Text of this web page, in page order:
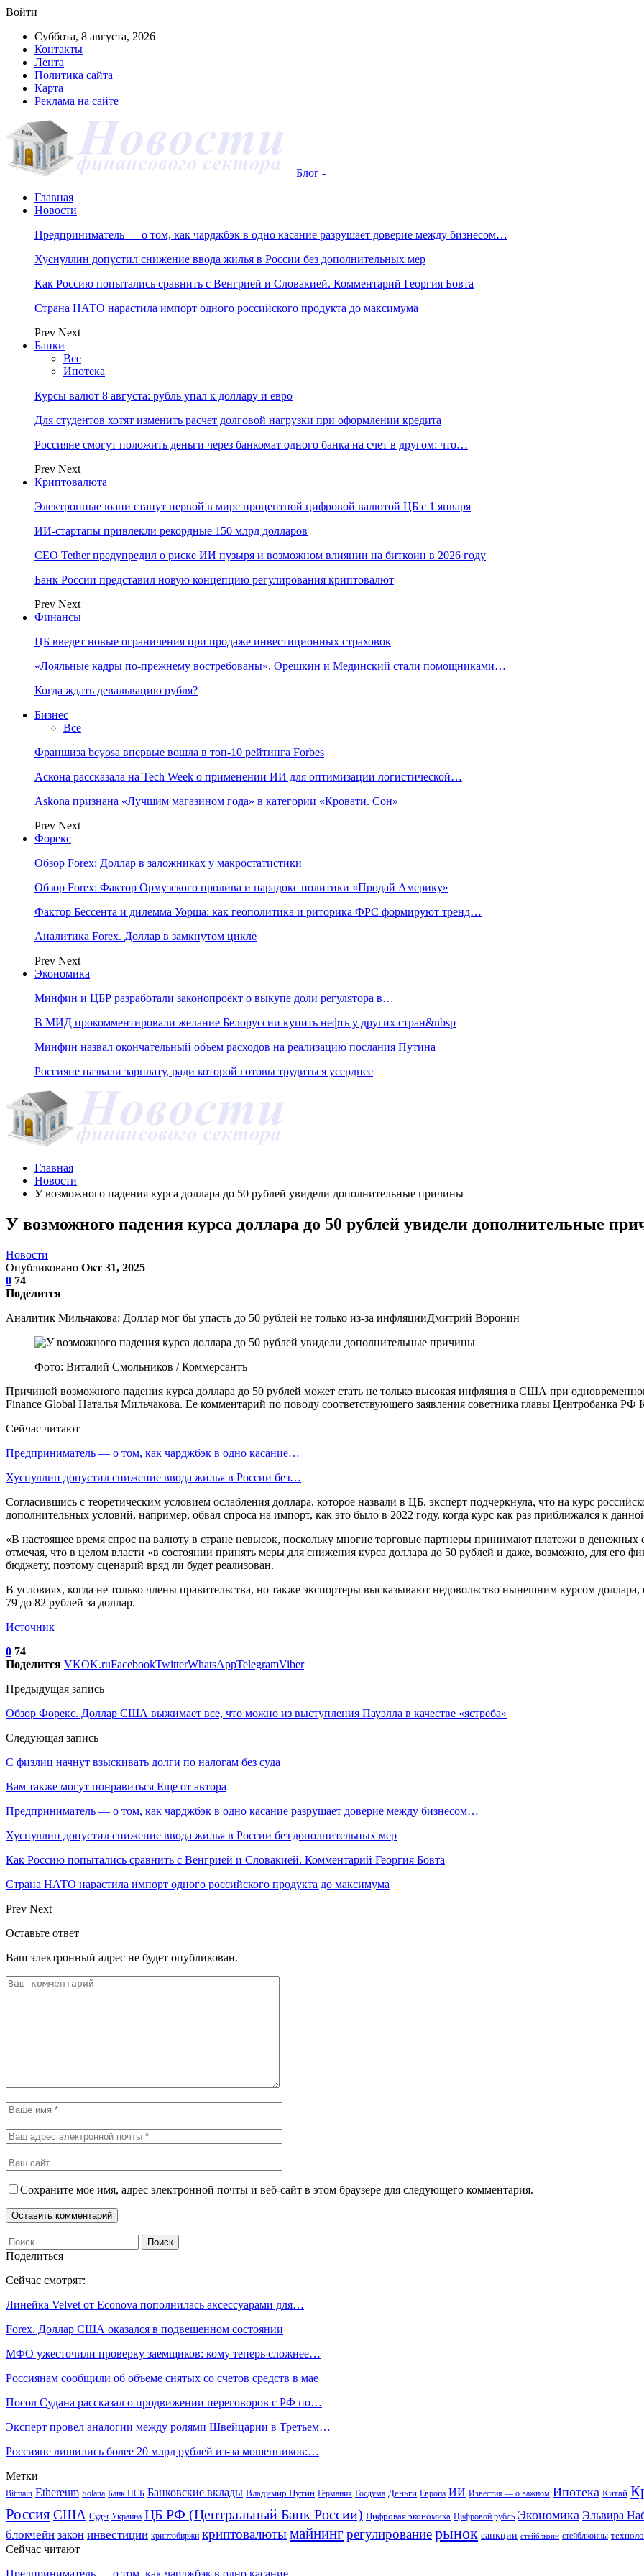
Войти
Суббота, 8 августа, 2026
Контакты
Лента
Политика сайта
Карта
Реклама на сайте
Блог -
Главная
Новости
Предприниматель — о том, как чарджбэк в одно касание разрушает доверие между бизнесом…
Хуснуллин допустил снижение ввода жилья в России без дополнительных мер
Как Россию попытались сравнить с Венгрией и Словакией. Комментарий Георгия Бовта
Страна НАТО нарастила импорт одного российского продукта до максимума
Prev Next
Банки
Все
Ипотека
Курсы валют 8 августа: рубль упал к доллару и евро
Для студентов хотят изменить расчет долговой нагрузки при оформлении кредита
Россияне смогут положить деньги через банкомат одного банка на счет в другом: что…
Prev Next
Криптовалюта
Электронные юани станут первой в мире процентной цифровой валютой ЦБ с 1 января
ИИ-стартапы привлекли рекордные 150 млрд долларов
CEO Tether предупредил о риске ИИ пузыря и возможном влиянии на биткоин в 2026 году
Банк России представил новую концепцию регулирования криптовалют
Prev Next
Финансы
ЦБ введет новые ограничения при продаже инвестиционных страховок
«Лояльные кадры по-прежнему востребованы». Орешкин и Мединский стали помощниками…
Когда ждать девальвацию рубля?
Бизнес
Все
Франшиза beyosa впервые вошла в топ-10 рейтинга Forbes
Аскона рассказала на Tech Week о применении ИИ для оптимизации логистической…
Askona признана «Лучшим магазином года» в категории «Кровати. Сон»
Prev Next
Форекс
Обзор Forex: Доллар в заложниках у макростатистики
Обзор Forex: Фактор Ормузского пролива и парадокс политики «Продай Америку»
Фактор Бессента и дилемма Уорша: как геополитика и риторика ФРС формируют тренд…
Аналитика Forex. Доллар в замкнутом цикле
Prev Next
Экономика
Минфин и ЦБР разработали законопроект о выкупе доли регулятора в…
В МИД прокомментировали желание Белоруссии купить нефть у других стран&nbsp
Минфин назвал окончательный объем расходов на реализацию послания Путина
Россияне назвали зарплату, ради которой готовы трудиться усерднее
Главная
Новости
У возможного падения курса доллара до 50 рублей увидели дополнительные причины
У возможного падения курса доллара до 50 рублей увидели дополнительные
Новости
Опубликовано Окт 31, 2025
0 74
Поделится
Аналитик Мильчакова: Доллар мог бы упасть до 50 рублей не только из-за инфляцииДмитрий Воронин
Фото: Виталий Смольников / Коммерсантъ
Причиной возможного падения курса доллара до 50 рублей может стать не только высокая инфляция в США при
Finance Global Наталья Мильчакова. Ее комментарий по поводу соответствующего заявления советника главы Центробанка РФ
Сейчас читают
Предприниматель — о том, как чарджбэк в одно касание…
Хуснуллин допустил снижение ввода жилья в России без…
Согласившись с теоретическим условием ослабления доллара, которое назвали в ЦБ, эксперт подчеркнула, что на курс
дополнительных условий, например, обвал спроса на импорт, как это было в 2022 году, когда курс как раз приближался к
«В настоящее время спрос на валюту в стране невысок, поскольку многие торговые партнеры принимают платежи в
отмечая, что в целом власти «в состоянии принять меры для снижения курса доллара до 50 рублей и даже, возможно, для его
бюджету, поэтому сценарий вряд ли будет реализован.
В условиях, когда не только члены правительства, но также экспортеры высказывают недовольство нынешним курсом
79 до 82 рублей за доллар.
Источник
0 74
Поделится VKOK.ruFacebookTwitterWhatsAppTelegramViber
Предыдущая запись
Обзор Форекс. Доллар США выжимает все, что можно из выступления Пауэлла в качестве «ястреба»
Следующая запись
С физлиц начнут взыскивать долги по налогам без суда
Вам также могут понравиться Еще от автора
Предприниматель — о том, как чарджбэк в одно касание разрушает доверие между бизнесом…
Хуснуллин допустил снижение ввода жилья в России без дополнительных мер
Как Россию попытались сравнить с Венгрией и Словакией. Комментарий Георгия Бовта
Страна НАТО нарастила импорт одного российского продукта до максимума
Prev Next
Оставьте ответ
Ваш электронный адрес не будет опубликован.
Сохраните мое имя, адрес электронной почты и веб-сайт в этом браузере для следующего комментария.
Поделиться
Сейчас смотрят:
Линейка Velvet от Econova пополнилась аксессуарами для…
Forex. Доллар США оказался в подвешенном состоянии
МФО ужесточили проверку заемщиков: кому теперь сложнее…
Россиянам сообщили об объеме снятых со счетов средств в мае
Посол Судана рассказал о продвижении переговоров с РФ по…
Эксперт провел аналогии между ролями Швейцарии в Третьем…
Россияне лишились более 20 млрд рублей из-за мошенников:…
Метки
Bitmain Ethereum Solana Банк ПСБ Банковские вклады Владимир Путин Германия Госдума Деньги Европа ИИ Известия — о важном Ипотека Китай
РоссияСША Суды Украина ЦБ РФ (Центральный Банк России) Цифровая экономика Цифровой рубль Экономика Эльвира
блокчейн закон инвестиции криптобиржи криптовалютымайнинг регулированиерынок санкции стейблкоин стейблкоины
Сейчас читают
Предприниматель — о том, как чарджбэк в одно касание…